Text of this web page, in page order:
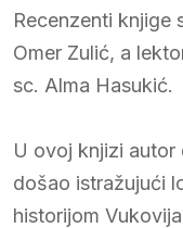
Recenzenti knjige
Omer Zulić, a
sc. Alma Hasukić.
U ovoj knjizi autor
došao istražujući
historijom